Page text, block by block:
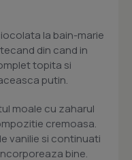
la bain-marie
din cand in
topita si
putin.
moale cu zaharul
cremoasa.
vanilie si continuati
bine.